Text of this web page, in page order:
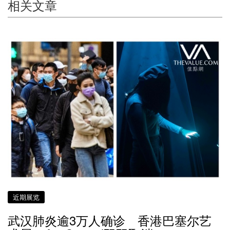
相关文章
近期展览
武汉肺炎逾3万人确诊 香港巴塞尔艺